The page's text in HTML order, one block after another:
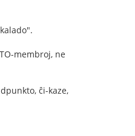
membroj, ne
ĉi-kaze,